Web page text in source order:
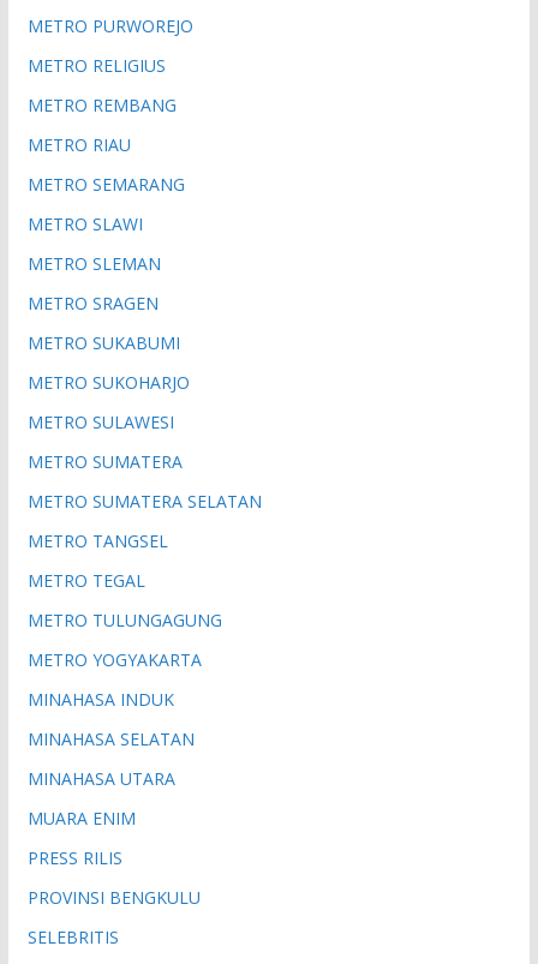
METRO PURWOREJO
METRO RELIGIUS
METRO REMBANG
METRO RIAU
METRO SEMARANG
METRO SLAWI
METRO SLEMAN
METRO SRAGEN
METRO SUKABUMI
METRO SUKOHARJO
METRO SULAWESI
METRO SUMATERA
METRO SUMATERA SELATAN
METRO TANGSEL
METRO TEGAL
METRO TULUNGAGUNG
METRO YOGYAKARTA
MINAHASA INDUK
MINAHASA SELATAN
MINAHASA UTARA
MUARA ENIM
PRESS RILIS
PROVINSI BENGKULU
SELEBRITIS